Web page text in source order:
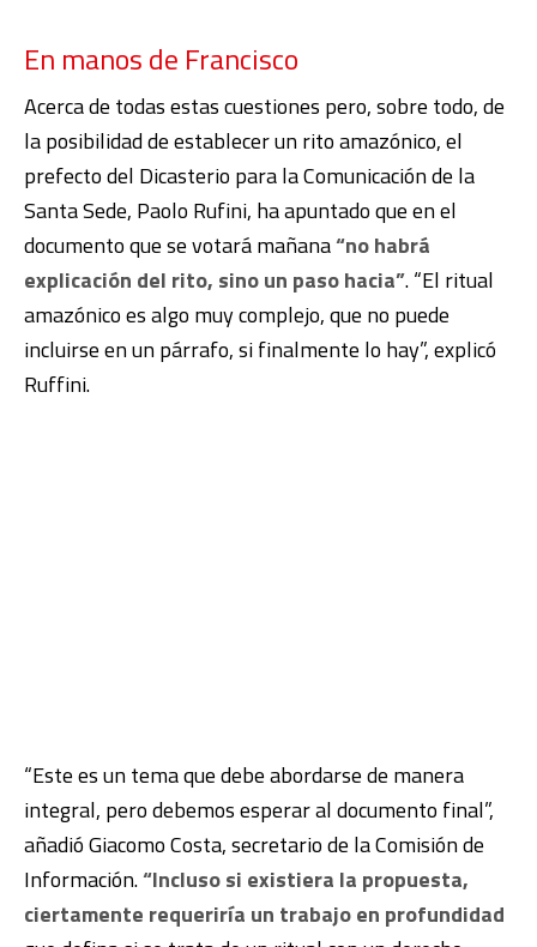
En manos de Francisco
Acerca de todas estas cuestiones pero, sobre todo, de
la posibilidad de establecer un rito amazónico, el
prefecto del Dicasterio para la Comunicación de la
Santa Sede, Paolo Rufini, ha apuntado que en el
documento que se votará mañana“no habrá
explicación del rito, sino un paso hacia”. “El ritual
amazónico es algo muy complejo, que no puede
incluirse en un párrafo, si finalmente lo hay”, explicó
Ruffini.
“Este es un tema que debe abordarse de manera
integral, pero debemos esperar al documento final”,
añadió Giacomo Costa, secretario de la Comisión de
Información.“Incluso si existiera la propuesta,
ciertamente requeriría un trabajo en profundidad